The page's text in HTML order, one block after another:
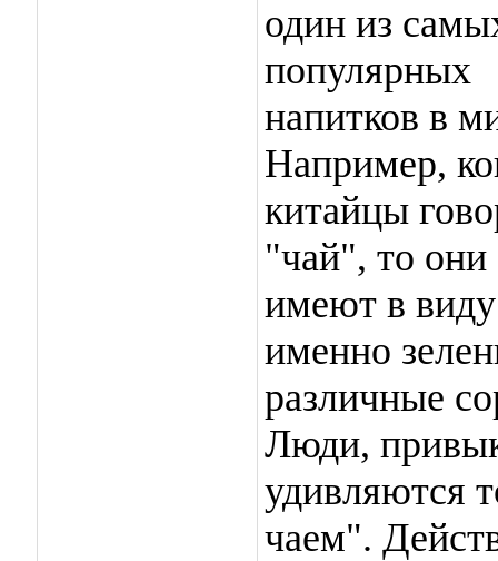
один из
популярных
напитков в
Например,
китайцы
"чай", то они
имеют в виду
именно
различные
Люди,
удивляются
чаем".